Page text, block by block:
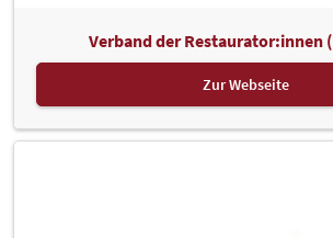
Verband der Restaurator:innen
Zur Webseite